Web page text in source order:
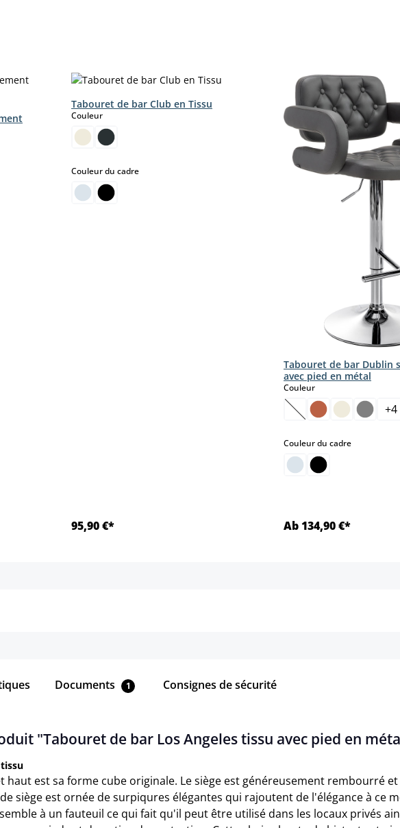
Tabouret de bar Club en Tissu
Couleurselect
Couleur du cadreselect
95,90 €*
Tabouret de bar Dublin
avec pied en métal
Couleurselect
(Cette option n'est +4
Couleur du cadreselect
Ab 134,90 €*
Documents 1 Consignes de sécurité
"Tabouret de bar Los Angeles tissu avec pied en
haut est sa forme cube originale. Le siège est généreusement rembourré
siège est ornée de surpiqures élégantes qui rajoutent de l'élégance à ce
à un fauteuil ce qui fait qu'il peut être utilisé dans les locaux privés